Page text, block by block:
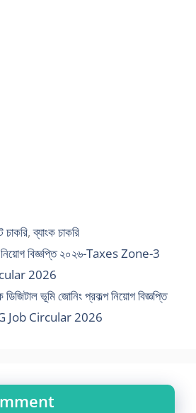
চাকরি,ব্যাংক চাকরি
নিয়োগ বিজ্ঞপ্তি ২০২৬-Taxes Zone-3
2026
ভূমি জোনিং প্রকল্প নিয়োগ বিজ্ঞপ্তি
Job Circular 2026